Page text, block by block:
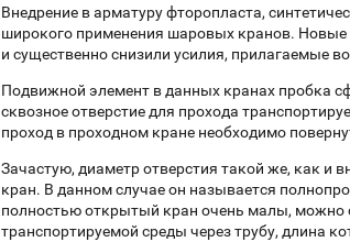
Внедрение в арматуру фторопласта,
широкого применения шаровых кранов.
и существенно снизили усилия, прилагаемые
Подвижной элемент в данных кранах пробка
сквозное отверстие для прохода
проход в проходном кране необходимо
Зачастую, диаметр отверстия такой же, как и
кран. В данном случае он называется
полностью открытый кран очень малы, можно
транспортируемой среды через трубу, длина